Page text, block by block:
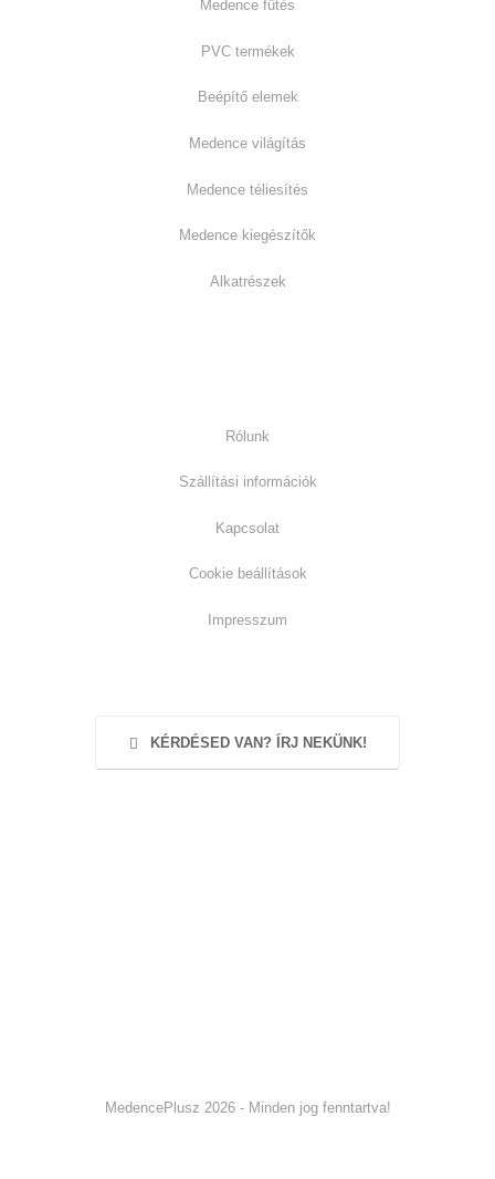
Medence fűtés
PVC termékek
Beépítő elemek
Medence világítás
Medence téliesítés
Medence kiegészítők
Alkatrészek
Rólunk
Szállítási információk
Kapcsolat
Cookie beállítások
Impresszum
KÉRDÉSED VAN? ÍRJ NEKÜNK!
MedencePlusz 2026 - Minden jog fenntartva!